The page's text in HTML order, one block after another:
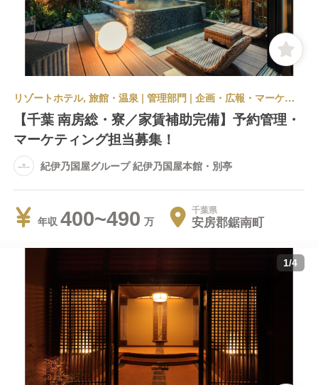
リゾートホテル, 旅館・温泉 | 管理部門 | 企画・広報・マーケティング | 紀伊乃国屋グループ 紀伊乃国屋本館・別亭
【千葉 南房総・寮／家賃補助完備】予約管理・
マーケティング担当募集！
紀伊乃国屋グループ 紀伊乃国屋本館・別亭
年収 400~490 千葉県
安房郡鋸南町
1/4